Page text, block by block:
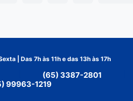
| Das 7h às 11h e das 13h às 17h
(65) 3387-2801
99963-1219